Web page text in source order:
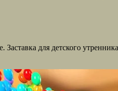
для детского утренника